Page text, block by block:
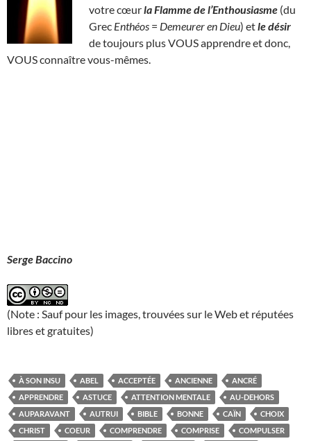
votre cœurla Flamme de l’Enthousiasme (du
Grec Enthéos = Demeurer en Dieu) etle désir
de toujours plus VOUS apprendre et donc,
VOUS connaître vous-mêmes.
Serge Baccino
(Note : Sauf pour les images, trouvées sur le Web et réputées
libres et gratuites)
À SON INSU ABEL ACCEPTÉE ANCIENNE
ANCRÉ
APPRENDRE
ASTUCE ATTENTION MENTALE
AU-DEHORS
AUPARAVANT
AUTRUI BIBLE BONNE CAÏN
CHOIX
CHRIST
COEUR COMPRENDRE COMPRISE
COMPULSER